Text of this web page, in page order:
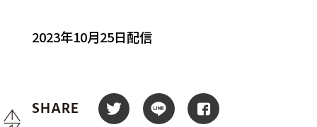
2023年10月25日配信
SHARE